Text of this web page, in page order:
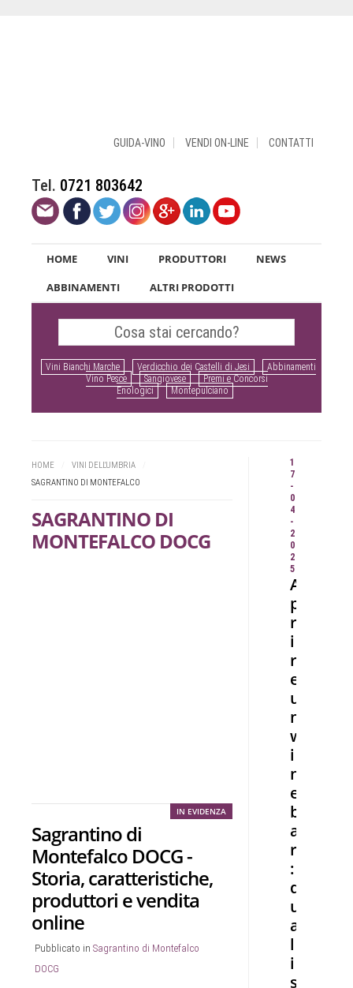
GUIDA-VINO VENDI ON-LINE CONTATTI
Tel. 0721 803642
HOME VINI PRODUTTORI
NEWS
ABBINAMENTI
ALTRI PRODOTTI
Vini Bianchi Marche Verdicchio dei Castelli di Jesi
Abbinamenti
Vino Pesce
Sangiovese
Premi e Concorsi
Enologici
Montepulciano
HOME VINI DELL'UMBRIA
SAGRANTINO DI MONTEFALCO
SAGRANTINO DI
MONTEFALCO DOCG
Sagrantino di
Montefalco DOCG -
Storia, caratteristiche,
produttori e vendita
online
IN EVIDENZA
Pubblicato in Sagrantino di Montefalco
DOCG
1
7
-
0
4
-
2
0
2
5
A
p
r
i
r
e
u
n
w
i
n
e
b
a
r
:
q
u
a
l
i
s